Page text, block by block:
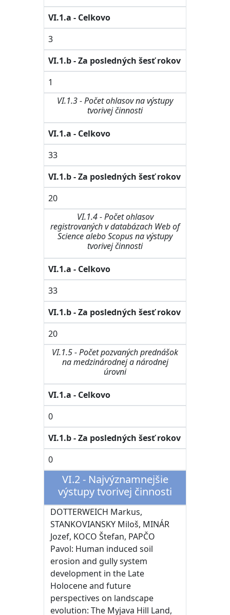
VI.1.a - Celkovo
3
VI.1.b - Za posledných šesť rokov
1
VI.1.3 - Počet ohlasov na výstupy
tvorivej činnosti
VI.1.a - Celkovo
33
VI.1.b - Za posledných šesť rokov
20
VI.1.4 - Počet ohlasov
registrovaných v databázach Web of
Science alebo Scopus na výstupy
tvorivej činnosti
VI.1.a - Celkovo
33
VI.1.b - Za posledných šesť rokov
20
VI.1.5 - Počet pozvaných prednášok
na medzinárodnej a národnej
úrovni
VI.1.a - Celkovo
0
VI.1.b - Za posledných šesť rokov
0
VI.2 - Najvýznamnejšie
výstupy tvorivej činnosti
DOTTERWEICH Markus,
STANKOVIANSKY Miloš, MINÁR
Jozef, KOCO Štefan, PAPČO
Pavol: Human induced soil
erosion and gully system
development in the Late
Holocene and future
perspectives on landscape
evolution: The Myjava Hill Land,